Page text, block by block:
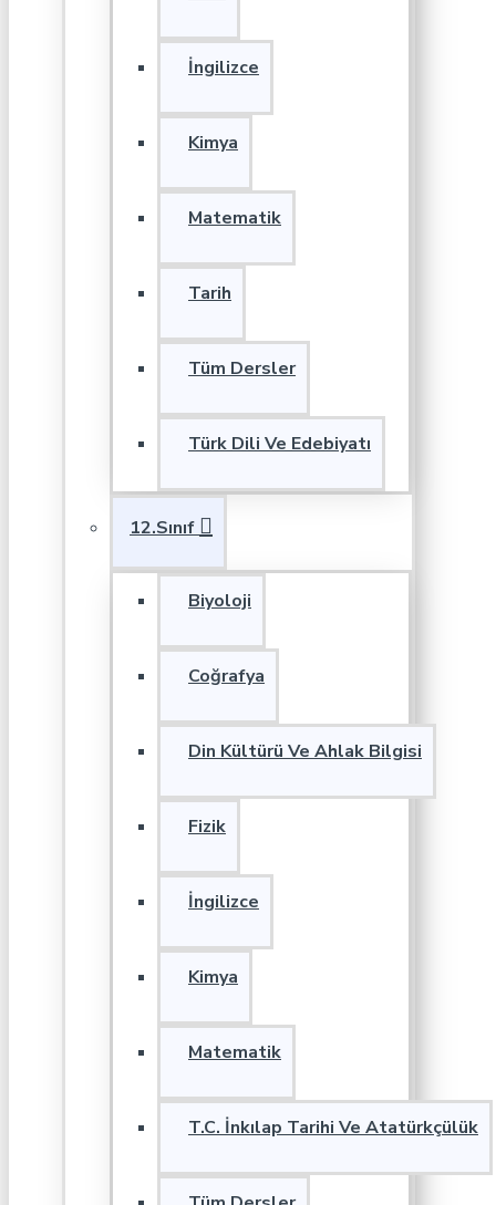
İngilizce
Kimya
Matematik
Tarih
Tüm Dersler
Türk Dili Ve Edebiyatı
12.Sınıf
Biyoloji
Coğrafya
Din Kültürü Ve Ahlak Bilgisi
Fizik
İngilizce
Kimya
Matematik
T.C. İnkılap Tarihi Ve Atatürkçülük